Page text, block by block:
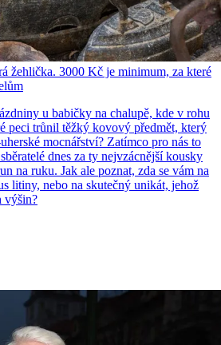
žehlička. 3000 Kč je minimum, za které
u babičky na chalupě, kde v rohu
peci trůnil těžký kovový předmět, který
mocnářství? Zatímco pro nás to
dnes za ty nejvzácnější kousky
na ruku. Jak ale poznat, zda se vám na
litiny, nebo na skutečný unikát, jehož
výšin?